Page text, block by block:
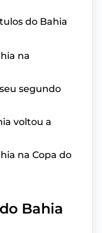
do Bahia
na
segundo
voltou a
na Copa do
Bahia